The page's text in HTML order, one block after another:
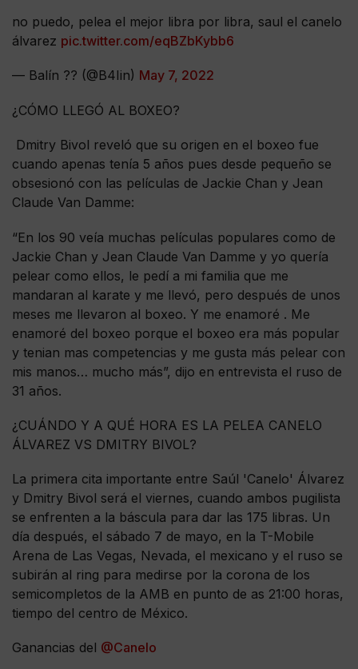
no puedo, pelea el mejor libra por libra, saul el canelo
álvarez pic.twitter.com/eqBZbKybb6
— Balín ?? (@B4Iin) May 7, 2022
¿CÓMO LLEGÓ AL BOXEO?
Dmitry Bivol reveló que su origen en el boxeo fue
cuando apenas tenía 5 años pues desde pequeño se
obsesionó con las películas de Jackie Chan y Jean
Claude Van Damme:
“En los 90 veía muchas películas populares como de
Jackie Chan y Jean Claude Van Damme y yo quería
pelear como ellos, le pedí a mi familia que me
mandaran al karate y me llevó, pero después de unos
meses me llevaron al boxeo. Y me enamoré . Me
enamoré del boxeo porque el boxeo era más popular
y tenian mas competencias y me gusta más pelear con
mis manos… mucho más”, dijo en entrevista el ruso de
31 años.
¿CUÁNDO Y A QUÉ HORA ES LA PELEA CANELO
ÁLVAREZ VS DMITRY BIVOL?
La primera cita importante entre Saúl 'Canelo' Álvarez
y Dmitry Bivol será el viernes, cuando ambos pugilista
se enfrenten a la báscula para dar las 175 libras. Un
día después, el sábado 7 de mayo, en la T-Mobile
Arena de Las Vegas, Nevada, el mexicano y el ruso se
subirán al ring para medirse por la corona de los
semicompletos de la AMB en punto de as 21:00 horas,
tiempo del centro de México.
Ganancias del @Canelo